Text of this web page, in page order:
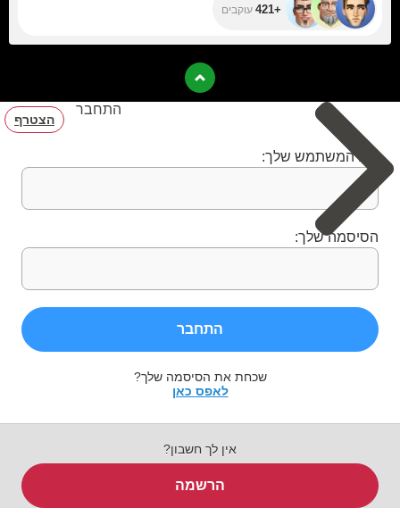
+421 עוקבים
התחבר
הצטרף
שם המשתמש שלך:
הסיסמה שלך:
התחבר
שכחת את הסיסמה שלך?
לאפס כאן
אין לך חשבון?
הרשמה